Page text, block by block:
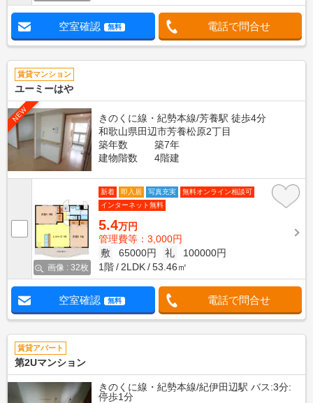
空室確認 無料 電話で問合せ
賃貸マンション
ユーミーはや
NEW
きのくに線・紀勢本線/芳養駅 徒歩4分
和歌山県田辺市芳養松原2丁目
築年数
築7年
建物階数
4階建
画像 : 32枚
新着 即入居 写真充実
無料オンライン相談可
インターネット無料
5.4万円
管理費等：3,000円
敷
65000円 礼
100000円
1階
2LDK 53.46㎡
空室確認 無料 電話で問合せ
賃貸アパート
第2Uマンション
きのくに線・紀勢本線/紀伊田辺駅 バス:3分:
停歩1分